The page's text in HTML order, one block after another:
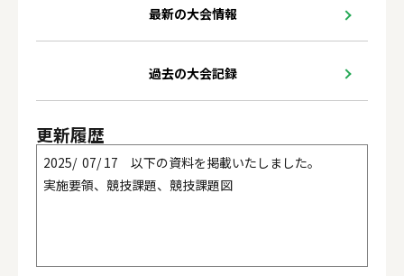
最新の大会情報
過去の大会記録
更新履歴
2025/ 07/ 17 以下の資料を掲載いたしました。
実施要領、競技課題、競技課題図